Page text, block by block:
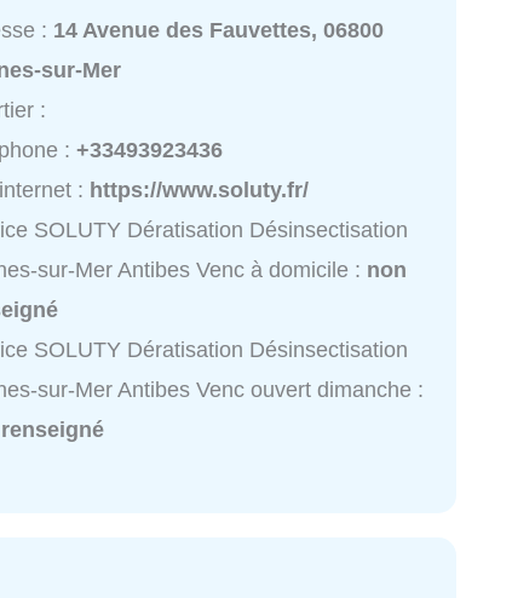
: 14 Avenue des Fauvettes, 06800
sur-Mer
:
:+33493923436
: https://www.soluty.fr/
SOLUTY Dératisation Désinsectisation
sur-Mer Antibes Venc à domicile : non
SOLUTY Dératisation Désinsectisation
sur-Mer Antibes Venc ouvert dimanche :